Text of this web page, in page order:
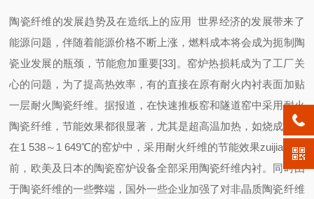
陶瓷纤维的发展趋势及在造纸上的应用 世界经济的发展带来了
能源问题，伴随着能源价格不断上涨，燃料成本将会成为扼制陶
瓷业发展的瓶颈，节能愈加重要[33]。窑炉热损耗成为了工厂关
心的问题，为了提高热效率，有的直接在原有耐火内衬表面加贴
一层耐火陶瓷纤维。据报道，在快速推板窑和隧道窑中采用耐火
陶瓷纤维，节能效果都很显著，尤其是超高温加热，如烧成温度
在1 538～1 649℃的窑炉中，采用耐火纤维的节能效果zuijia。目
前，欧美及日本的陶瓷窑炉设备全部采用陶瓷纤维内衬。同时由
于陶瓷纤维的一些弊端，国外一些企业加强了对非晶质陶瓷纤维